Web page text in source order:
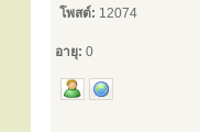
โพสต์: 12074
อายุ: 0